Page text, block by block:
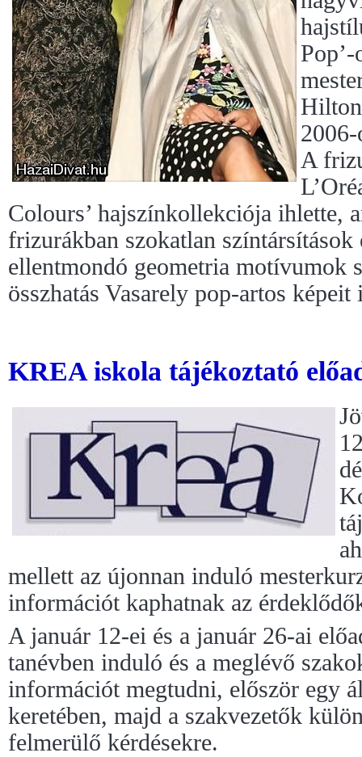
A
Colours’ hajszínkollekciója ihlette,
frizurákban szokatlan színtársítások
ellentmondó geometria motívumok
összhatás Vasarely pop-artos képeit
KREA iskola tájékoztató
mellett az újonnan induló
információt kaphatnak az
A január 12-ei és a január 26-ai
tanévben induló és a meglévő
információt megtudni, először egy
keretében, majd a szakvezetők
felmerülő kérdésekre.